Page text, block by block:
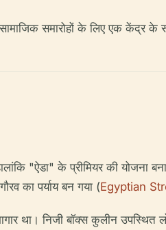
समारोहों के लिए एक केंद्र के
"ऐडा" के प्रीमियर की
का पर्याय बन गया (Egyptian
था। निजी बॉक्स कुलीन उपस्थित